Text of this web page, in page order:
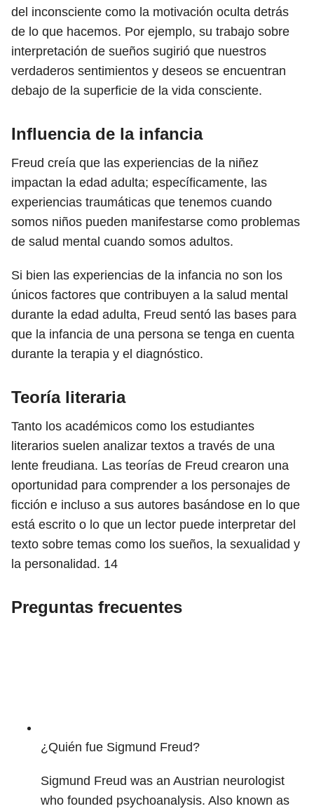
del inconsciente como la motivación oculta detrás
de lo que hacemos. Por ejemplo, su trabajo sobre
interpretación de sueños sugirió que nuestros
verdaderos sentimientos y deseos se encuentran
debajo de la superficie de la vida consciente.
Influencia de la infancia
Freud creía que las experiencias de la niñez
impactan la edad adulta; específicamente, las
experiencias traumáticas que tenemos cuando
somos niños pueden manifestarse como problemas
de salud mental cuando somos adultos.
Si bien las experiencias de la infancia no son los
únicos factores que contribuyen a la salud mental
durante la edad adulta, Freud sentó las bases para
que la infancia de una persona se tenga en cuenta
durante la terapia y el diagnóstico.
Teoría literaria
Tanto los académicos como los estudiantes
literarios suelen analizar textos a través de una
lente freudiana. Las teorías de Freud crearon una
oportunidad para comprender a los personajes de
ficción e incluso a sus autores basándose en lo que
está escrito o lo que un lector puede interpretar del
texto sobre temas como los sueños, la sexualidad y
la personalidad. 14
Preguntas frecuentes
¿Quién fue Sigmund Freud?
Sigmund Freud was an Austrian neurologist
who founded psychoanalysis. Also known as